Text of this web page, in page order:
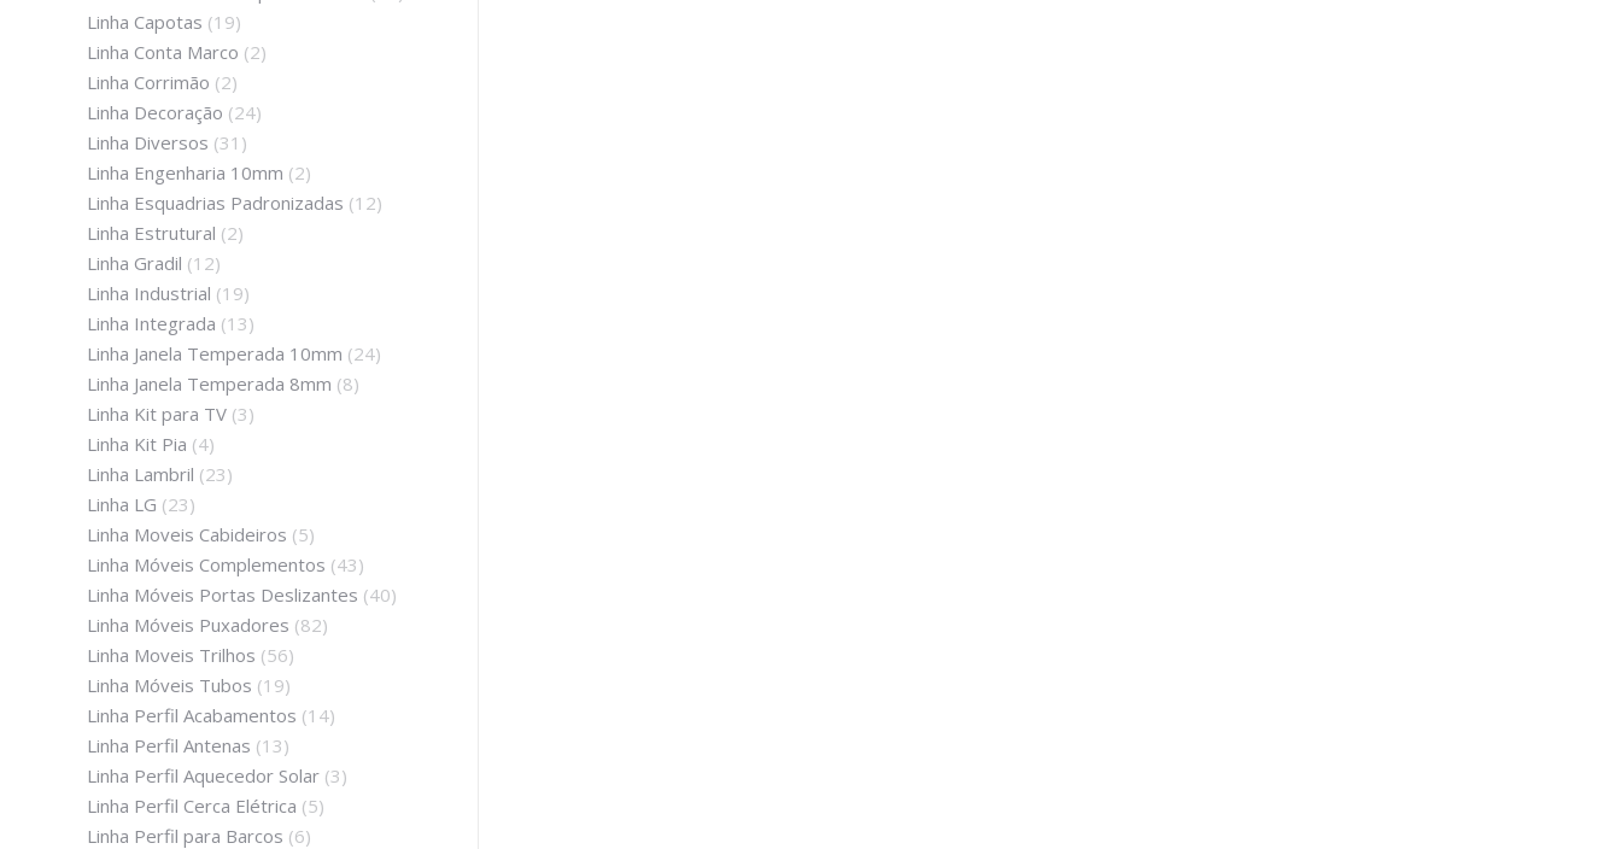
Linha Capotas (19)
Linha Conta Marco (2)
Linha Corrimão (2)
Linha Decoração (24)
Linha Diversos (31)
Linha Engenharia 10mm (2)
Linha Esquadrias Padronizadas (12)
Linha Estrutural (2)
Linha Gradil (12)
Linha Industrial (19)
Linha Integrada (13)
Linha Janela Temperada 10mm (24)
Linha Janela Temperada 8mm (8)
Linha Kit para TV (3)
Linha Kit Pia (4)
Linha Lambril (23)
Linha LG (23)
Linha Moveis Cabideiros (5)
Linha Móveis Complementos (43)
Linha Móveis Portas Deslizantes (40)
Linha Móveis Puxadores (82)
Linha Moveis Trilhos (56)
Linha Móveis Tubos (19)
Linha Perfil Acabamentos (14)
Linha Perfil Antenas (13)
Linha Perfil Aquecedor Solar (3)
Linha Perfil Cerca Elétrica (5)
Linha Perfil para Barcos (6)